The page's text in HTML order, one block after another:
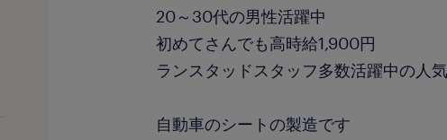
20～30代の男性活躍中
初めてさんでも高時給1,900円
ランスタッドスタッフ多数活躍中の人
自動車のシートの製造です